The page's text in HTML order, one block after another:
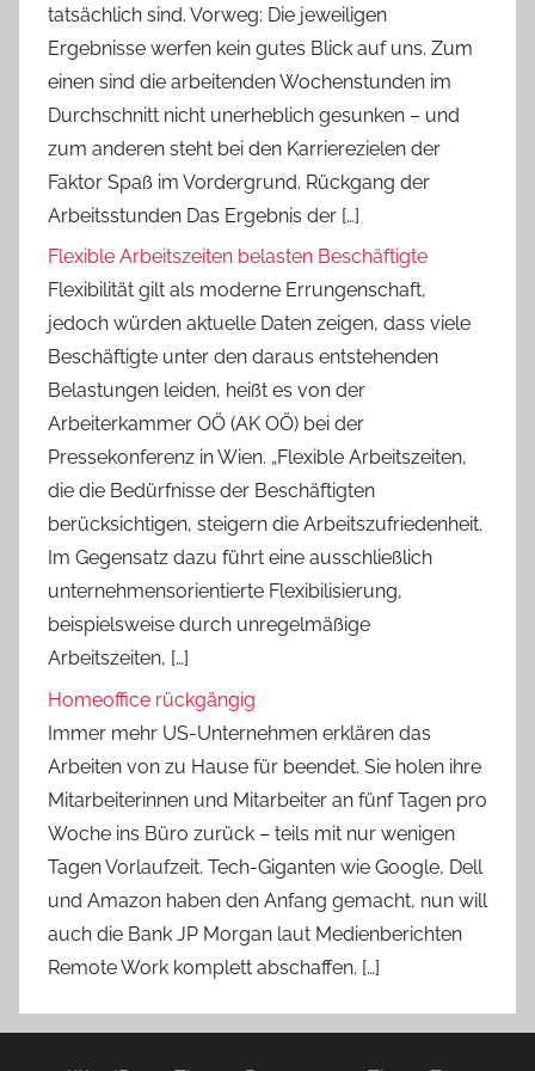
tatsächlich sind. Vorweg: Die jeweiligen
Ergebnisse werfen kein gutes Blick auf uns. Zum
einen sind die arbeitenden Wochenstunden im
Durchschnitt nicht unerheblich gesunken – und
zum anderen steht bei den Karrierezielen der
Faktor Spaß im Vordergrund. Rückgang der
Arbeitsstunden Das Ergebnis der […]
Flexible Arbeitszeiten belasten Beschäftigte
Flexibilität gilt als moderne Errungenschaft,
jedoch würden aktuelle Daten zeigen, dass viele
Beschäftigte unter den daraus entstehenden
Belastungen leiden, heißt es von der
Arbeiterkammer OÖ (AK OÖ) bei der
Pressekonferenz in Wien. „Flexible Arbeitszeiten,
die die Bedürfnisse der Beschäftigten
berücksichtigen, steigern die Arbeitszufriedenheit.
Im Gegensatz dazu führt eine ausschließlich
unternehmensorientierte Flexibilisierung,
beispielsweise durch unregelmäßige
Arbeitszeiten, […]
Homeoffice rückgängig
Immer mehr US-Unternehmen erklären das
Arbeiten von zu Hause für beendet. Sie holen ihre
Mitarbeiterinnen und Mitarbeiter an fünf Tagen pro
Woche ins Büro zurück – teils mit nur wenigen
Tagen Vorlaufzeit. Tech-Giganten wie Google, Dell
und Amazon haben den Anfang gemacht, nun will
auch die Bank JP Morgan laut Medienberichten
Remote Work komplett abschaffen. […]